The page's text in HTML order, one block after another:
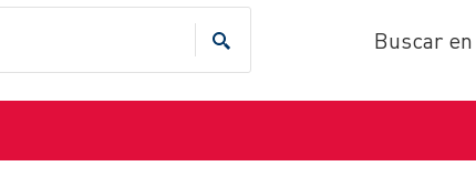
Buscar en